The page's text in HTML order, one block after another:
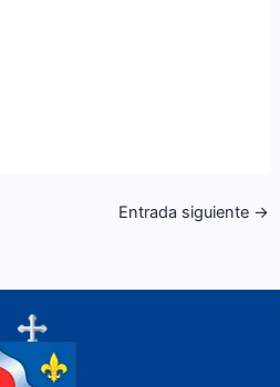
Entrada siguiente →